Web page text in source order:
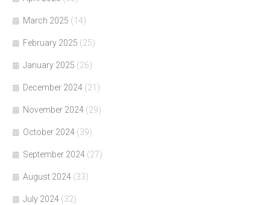
March 2025 (14)
February 2025 (25)
January 2025 (26)
December 2024 (21)
November 2024 (29)
October 2024 (39)
September 2024 (27)
August 2024 (33)
July 2024 (32)